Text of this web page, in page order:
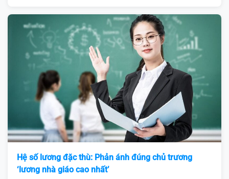
Hệ số lương đặc thù: Phản ánh đúng chủ trương
‘lương nhà giáo cao nhất’